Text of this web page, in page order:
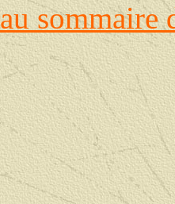
sommaire